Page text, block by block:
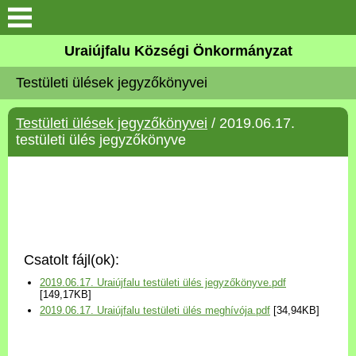
Köszöntő
Elérhetőségek
Uraiújfalu
Választási információk
Versenyképes Járások
Uraiújfalu Községi Önkormányzat
Testületi ülések jegyzőkönyvei
Testületi ülések jegyzőkönyvei / 2019.06.17.
testületi ülés jegyzőkönyve
Csatolt fájl(ok):
2019.06.17. Uraiújfalu testületi ülés jegyzőkönyve.pdf
[149,17KB]
2019.06.17. Uraiújfalu testületi ülés meghívója.pdf [34,94KB]